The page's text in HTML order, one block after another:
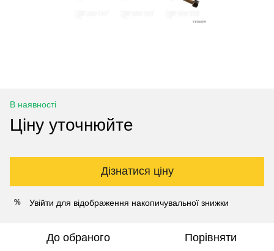
В наявності
Ціну уточнюйте
Дізнатися ціну
% Увійти для відображення накопичувальної знижки
До обраного Порівняти